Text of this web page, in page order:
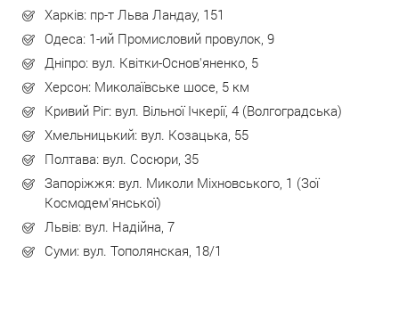
Харків: пр-т Льва Ландау, 151
Одеса: 1-ий Промисловий провулок, 9
Дніпро: вул. Квітки-Основ'яненко, 5
Херсон: Миколаївське шосе, 5 км
Кривий Pіг: вул. Вільної Ічкерії, 4 (Волгоградська)
Хмельницький: вул. Козацька, 55
Полтава: вул. Сосюри, 35
Запоріжжя: вул. Миколи Міхновського, 1 (Зої
Космодем'янської)
Львів: вул. Надійна, 7
Суми: вул. Тополянская, 18/1